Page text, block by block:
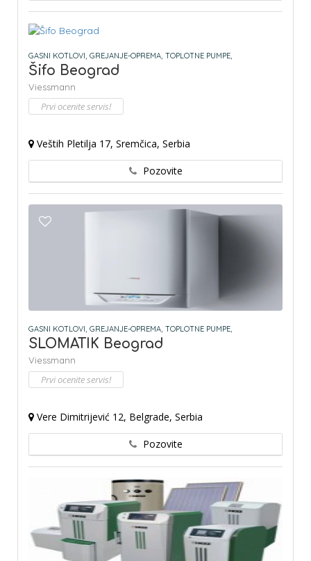
GASNI KOTLOVI, GREJANJE-OPREMA, TOPLOTNE PUMPE,
Šifo Beograd
Viessmann
Prvi ocenite servis!
Veštih Pletilja 17, Sremčica, Serbia
Pozovite
GASNI KOTLOVI, GREJANJE-OPREMA, TOPLOTNE PUMPE,
SLOMATIK Beograd
Viessmann
Prvi ocenite servis!
Vere Dimitrijević 12, Belgrade, Serbia
Pozovite